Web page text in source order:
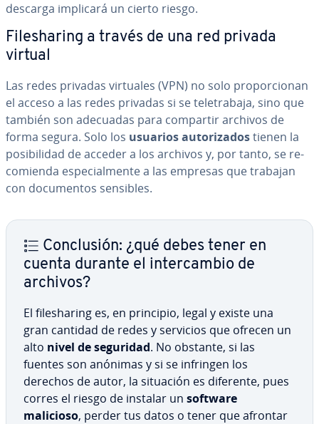
descarga implicará un cierto riesgo.
Fi­le­sha­ri­ng a través de una red privada
virtual
Las redes privadas virtuales (VPN) no solo pro­po­r­cio­nan
el acceso a las redes privadas si se te­le­tra­ba­ja, sino que
también son adecuadas para compartir archivos de
forma segura. Solo los usuarios au­to­ri­za­dostienen la
po­si­bi­li­dad de acceder a los archivos y, por tanto, se re­
co­mie­n­da es­pe­cia­l­me­n­te a las empresas que trabajan
con do­cu­me­n­tos sensibles.
Co­n­clu­sión: ¿qué debes tener en
cuenta durante el in­te­r­ca­m­bio de
archivos?
El fi­le­sha­ri­ng es, en principio, legal y existe una
gran cantidad de redes y servicios que ofrecen un
alto nivel de seguridad. No obstante, si las
fuentes son anónimas y si se infringen los
derechos de autor, la situación es diferente, pues
corres el riesgo de instalar un software
malicioso, perder tus datos o tener que afrontar